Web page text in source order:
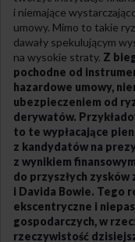
i niemające
umowy. Mimo to takie
dawały spekulującym
na wysokie straty. Z
pochodne od
hazardowe umowy,
ubezpieczeniem od
derywatów.
to te wypłacające
z kandydatów na
z wynikiem
do przyszłych zysków
i Davida Bowie. Tego
ekscentryczne i
gospodarczych, w
rzeczywistość